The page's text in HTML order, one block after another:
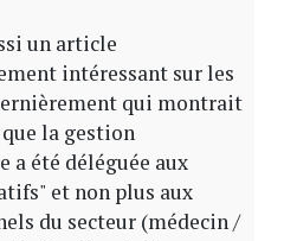
un article
intéressant sur les
qui montrait
la gestion
a été déléguée aux
et non plus aux
du secteur (médecin /